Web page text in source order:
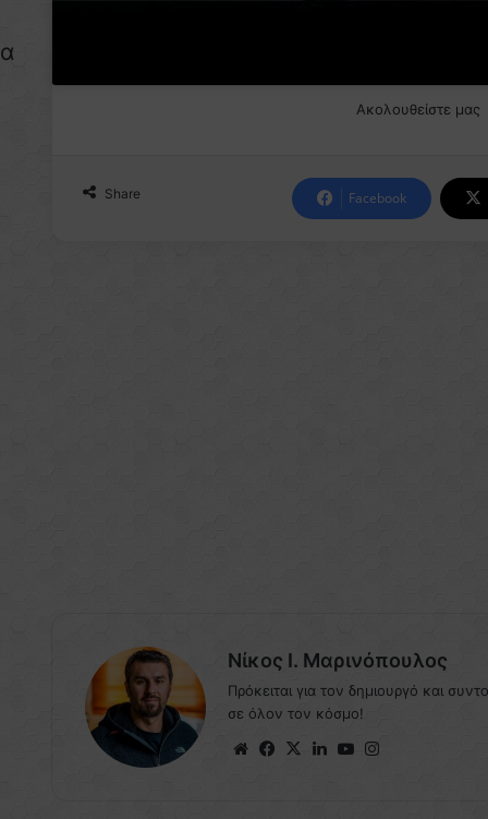
Ακολουθείστε μας
Share Facebook
Nίκος Ι. Mαρινόπουλος
Πρόκειται για τον δημιουργό και
σε όλον τον κόσμο!
WebsiteFacebook
X LinkedInYouTube